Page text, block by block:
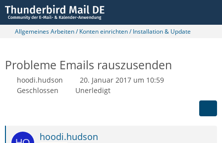
Allgemeines Arbeiten / Konten einrichten / Installation & Update
Probleme Emails rauszusenden
hoodi.hudson
20. Januar 2017 um 10:59
Geschlossen
Unerledigt
hoodi.hudson